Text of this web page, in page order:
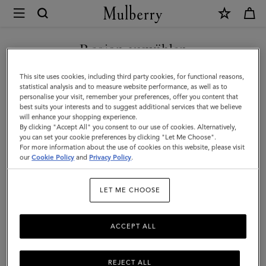
Mulberry
Kleine
geflochtene
Tragetasche
aus
Leder
|
Rindsleder
Eiche
Region auswählen
Sie befinden sich auf unserer Seite für Deutschland, aber wir
haben festgestellt, dass Sie hier sind: Vereinigte Staaten.
SEITE FÜR VEREINIGTE
STAATEN BESUCHEN
AUF FOLGENDER WEBSEITE
FORTFAHREN:
DEUTSCHLAND
This site uses cookies, including third party cookies, for functional reasons,
statistical analysis and to measure website performance, as well as to
personalise your visit, remember your preferences, offer you content that
best suits your interests and to suggest additional services that we believe
will enhance your shopping experience.
By clicking "Accept All" you consent to our use of cookies. Alternatively,
you can set your cookie preferences by clicking "Let Me Choose".
For more information about the use of cookies on this website, please visit
ourCookie Policy and Privacy Policy.
LET ME CHOOSE
REJECT ALL
ACCEPT ALL